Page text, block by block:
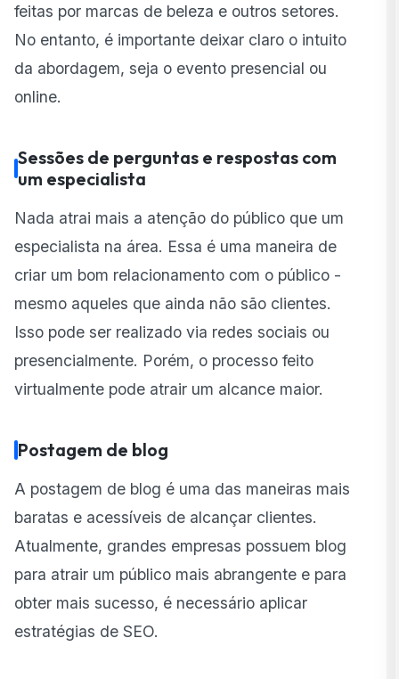
feitas por marcas de beleza e outros setores.
No entanto, é importante deixar claro o intuito
da abordagem, seja o evento presencial ou
online.
Sessões de perguntas e respostas com
um especialista
Nada atrai mais a atenção do público que um
especialista na área. Essa é uma maneira de
criar um bom relacionamento com o público -
mesmo aqueles que ainda não são clientes.
Isso pode ser realizado via redes sociais ou
presencialmente. Porém, o processo feito
virtualmente pode atrair um alcance maior.
Postagem de blog
A postagem de blog é uma das maneiras mais
baratas e acessíveis de alcançar clientes.
Atualmente, grandes empresas possuem blog
para atrair um público mais abrangente e para
obter mais sucesso, é necessário aplicar
estratégias de SEO.